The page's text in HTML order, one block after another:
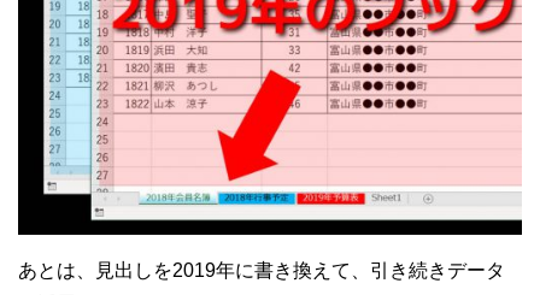
あとは、見出しを2019年に書き換えて、引き続きデータ